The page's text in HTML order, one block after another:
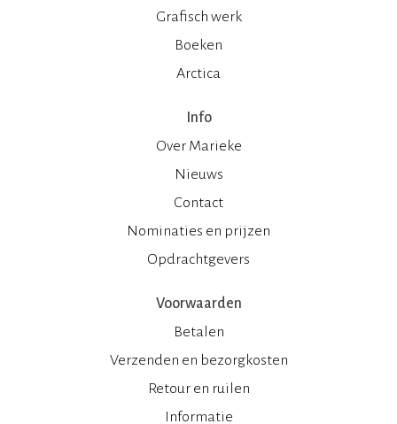
Grafisch werk
Boeken
Arctica
Info
Over Marieke
Nieuws
Contact
Nominaties en prijzen
Opdrachtgevers
Voorwaarden
Betalen
Verzenden en bezorgkosten
Retour en ruilen
Informatie